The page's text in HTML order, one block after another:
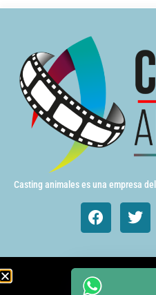
Casting animales es una empresa
Animales